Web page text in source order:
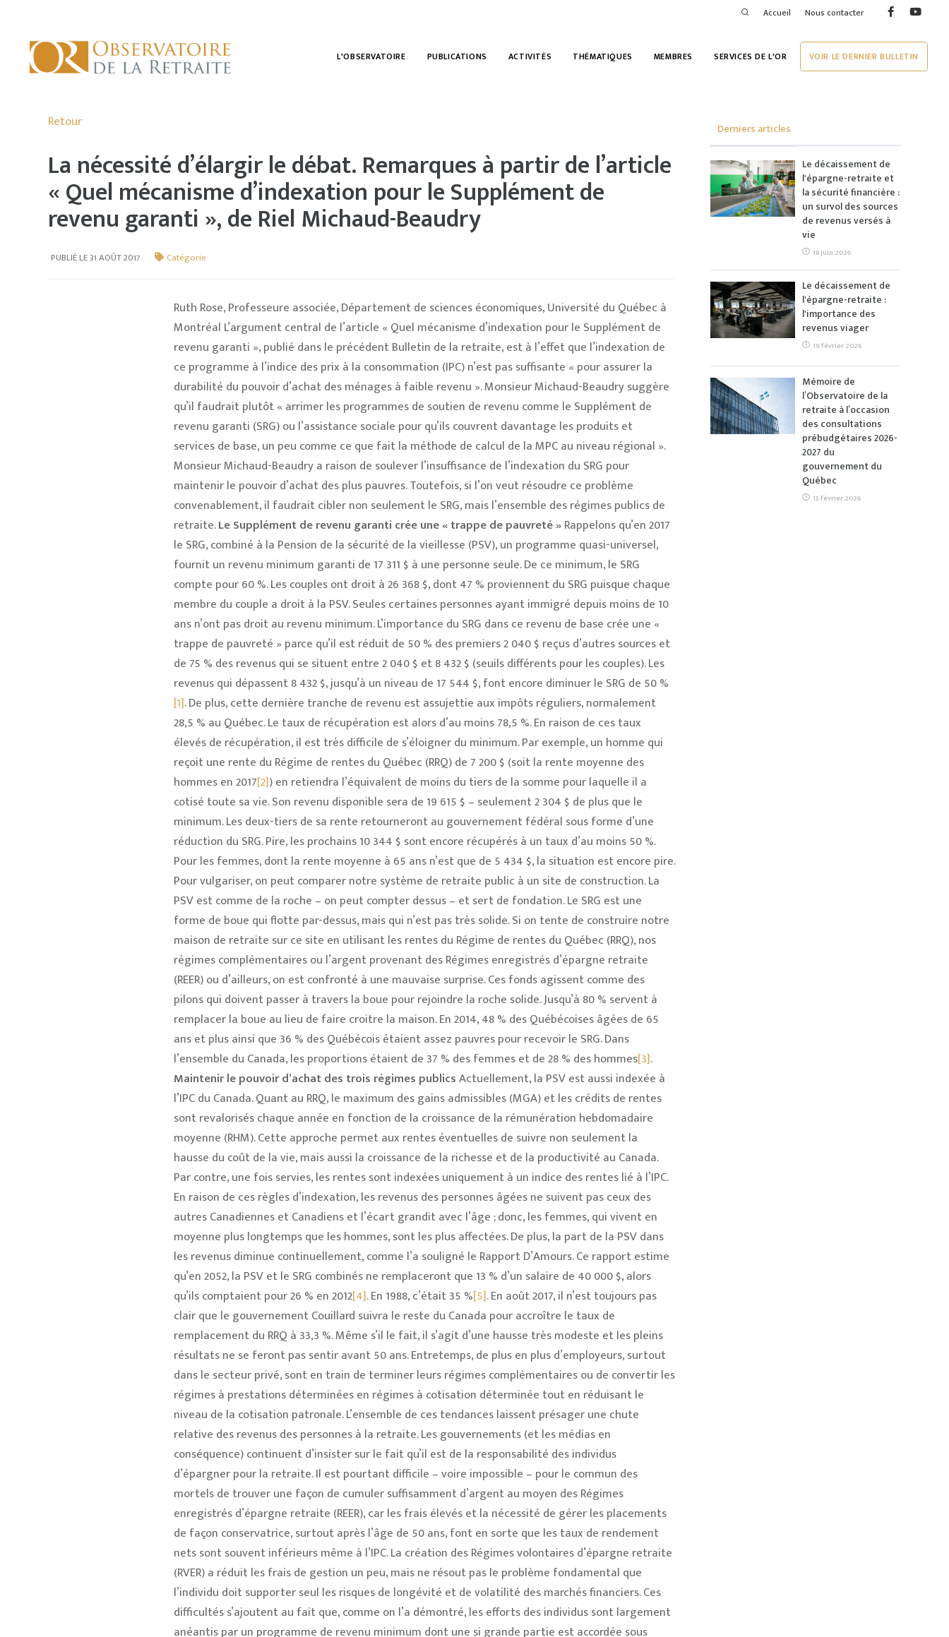
Accueil Nous contacter
L'OBSERVATOIRE PUBLICATIONS ACTIVITÉS THÉMATIQUES MEMBRES SERVICES DE L'OR VOIR LE DERNIER BULLETIN
Retour
La nécessité d’élargir le débat. Remarques à partir de l’article
« Quel mécanisme d’indexation pour le Supplément de
revenu garanti », de Riel Michaud-Beaudry
PUBLIÉ LE 31 AOÛT 2017 Catégorie
Ruth Rose, Professeure associée, Département de sciences économiques, Université du Québec à
Montréal L’argument central de l’article « Quel mécanisme d’indexation pour le Supplément de
revenu garanti », publié dans le précédent Bulletin de la retraite, est à l’effet que l’indexation de
ce programme à l’indice des prix à la consommation (IPC) n’est pas suffisante « pour assurer la
durabilité du pouvoir d’achat des ménages à faible revenu ». Monsieur Michaud-Beaudry suggère
qu’il faudrait plutôt « arrimer les programmes de soutien de revenu comme le Supplément de
revenu garanti (SRG) ou l’assistance sociale pour qu’ils couvrent davantage les produits et
services de base, un peu comme ce que fait la méthode de calcul de la MPC au niveau régional ».
Monsieur Michaud-Beaudry a raison de soulever l’insuffisance de l’indexation du SRG pour
maintenir le pouvoir d’achat des plus pauvres. Toutefois, si l’on veut résoudre ce problème
convenablement, il faudrait cibler non seulement le SRG, mais l’ensemble des régimes publics de
retraite.Le Supplément de revenu garanti crée une « trappe de pauvreté »Rappelons qu’en 2017
le SRG, combiné à la Pension de la sécurité de la vieillesse (PSV), un programme quasi-universel,
fournit un revenu minimum garanti de 17 311 $ à une personne seule. De ce minimum, le SRG
compte pour 60 %. Les couples ont droit à 26 368 $, dont 47 % proviennent du SRG puisque chaque
membre du couple a droit à la PSV. Seules certaines personnes ayant immigré depuis moins de 10
ans n’ont pas droit au revenu minimum. L’importance du SRG dans ce revenu de base crée une «
trappe de pauvreté » parce qu’il est réduit de 50 % des premiers 2 040 $ reçus d’autres sources et
de 75 % des revenus qui se situent entre 2 040 $ et 8 432 $ (seuils différents pour les couples). Les
revenus qui dépassent 8 432 $, jusqu’à un niveau de 17 544 $, font encore diminuer le SRG de 50 %
[1]. De plus, cette dernière tranche de revenu est assujettie aux impôts réguliers, normalement
28,5 % au Québec. Le taux de récupération est alors d’au moins 78,5 %. En raison de ces taux
élevés de récupération, il est très difficile de s’éloigner du minimum. Par exemple, un homme qui
reçoit une rente du Régime de rentes du Québec (RRQ) de 7 200 $ (soit la rente moyenne des
hommes en 2017[2]) en retiendra l’équivalent de moins du tiers de la somme pour laquelle il a
cotisé toute sa vie. Son revenu disponible sera de 19 615 $ – seulement 2 304 $ de plus que le
minimum. Les deux-tiers de sa rente retourneront au gouvernement fédéral sous forme d’une
réduction du SRG. Pire, les prochains 10 344 $ sont encore récupérés à un taux d’au moins 50 %.
Pour les femmes, dont la rente moyenne à 65 ans n’est que de 5 434 $, la situation est encore pire.
Pour vulgariser, on peut comparer notre système de retraite public à un site de construction. La
PSV est comme de la roche – on peut compter dessus – et sert de fondation. Le SRG est une
forme de boue qui flotte par-dessus, mais qui n’est pas très solide. Si on tente de construire notre
maison de retraite sur ce site en utilisant les rentes du Régime de rentes du Québec (RRQ), nos
régimes complémentaires ou l’argent provenant des Régimes enregistrés d’épargne retraite
(REER) ou d’ailleurs, on est confronté à une mauvaise surprise. Ces fonds agissent comme des
pilons qui doivent passer à travers la boue pour rejoindre la roche solide. Jusqu’à 80 % servent à
remplacer la boue au lieu de faire croitre la maison. En 2014, 48 % des Québécoises âgées de 65
ans et plus ainsi que 36 % des Québécois étaient assez pauvres pour recevoir le SRG. Dans
l’ensemble du Canada, les proportions étaient de 37 % des femmes et de 28 % des hommes[3].
Maintenir le pouvoir d’achat des trois régimes publicsActuellement, la PSV est aussi indexée à
l’IPC du Canada. Quant au RRQ, le maximum des gains admissibles (MGA) et les crédits de rentes
sont revalorisés chaque année en fonction de la croissance de la rémunération hebdomadaire
moyenne (RHM). Cette approche permet aux rentes éventuelles de suivre non seulement la
hausse du coût de la vie, mais aussi la croissance de la richesse et de la productivité au Canada.
Par contre, une fois servies, les rentes sont indexées uniquement à un indice des rentes lié à l’IPC.
En raison de ces règles d’indexation, les revenus des personnes âgées ne suivent pas ceux des
autres Canadiennes et Canadiens et l’écart grandit avec l’âge ; donc, les femmes, qui vivent en
moyenne plus longtemps que les hommes, sont les plus affectées. De plus, la part de la PSV dans
les revenus diminue continuellement, comme l’a souligné le Rapport D’Amours. Ce rapport estime
qu’en 2052, la PSV et le SRG combinés ne remplaceront que 13 % d’un salaire de 40 000 $, alors
qu’ils comptaient pour 26 % en 2012[4]. En 1988, c’était 35 %[5]. En août 2017, il n’est toujours pas
clair que le gouvernement Couillard suivra le reste du Canada pour accroître le taux de
remplacement du RRQ à 33,3 %. Même s’il le fait, il s’agit d’une hausse très modeste et les pleins
résultats ne se feront pas sentir avant 50 ans. Entretemps, de plus en plus d’employeurs, surtout
dans le secteur privé, sont en train de terminer leurs régimes complémentaires ou de convertir les
régimes à prestations déterminées en régimes à cotisation déterminée tout en réduisant le
niveau de la cotisation patronale. L’ensemble de ces tendances laissent présager une chute
relative des revenus des personnes à la retraite. Les gouvernements (et les médias en
conséquence) continuent d’insister sur le fait qu’il est de la responsabilité des individus
d’épargner pour la retraite. Il est pourtant difficile – voire impossible – pour le commun des
mortels de trouver une façon de cumuler suffisamment d’argent au moyen des Régimes
enregistrés d’épargne retraite (REER), car les frais élevés et la nécessité de gérer les placements
de façon conservatrice, surtout après l’âge de 50 ans, font en sorte que les taux de rendement
nets sont souvent inférieurs même à l’IPC. La création des Régimes volontaires d’épargne retraite
(RVER) a réduit les frais de gestion un peu, mais ne résout pas le problème fondamental que
l’individu doit supporter seul les risques de longévité et de volatilité des marchés financiers. Ces
difficultés s’ajoutent au fait que, comme on l’a démontré, les efforts des individus sont largement
anéantis par un programme de revenu minimum dont une si grande partie est accordée sous
Derniers articles
Le décaissement de
l'épargne-retraite et
la sécurité financière :
un survol des sources
de revenus versés à
vie
18 juin 2026
Le décaissement de
l'épargne-retraite :
l'importance des
revenus viager
19 février 2026
Mémoire de
l’Observatoire de la
retraite à l’occasion
des consultations
prébudgétaires 2026-
2027 du
gouvernement du
Québec
13 février 2026